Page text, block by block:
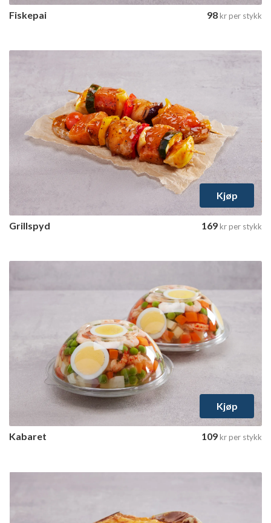
Fiskepai 98krper stykk
Kjøp
Grillspyd 169krper stykk
Kjøp
Kabaret 109krper stykk